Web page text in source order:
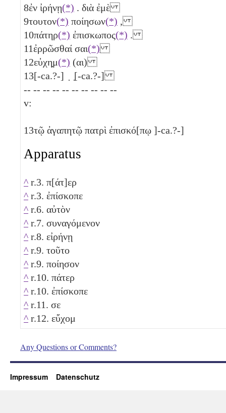
8ἐν ἰρήνῃ(*) . διὰ ἐμὲ
9τουτον(*) ποίησων(*) ,
10πάτηρ(*) ἐπισκωπος(*) .
11ἐρρῶσθαί σαι(*)
12εὐχη̣μ(*) (αι)
13[-ca.?-] ̣ ̣[-ca.?-]
-- -- -- -- -- -- -- -- -- --
v:
13τῷ ἀγαπητῷ πατρὶ ἐπισκό[πῳ ]-ca.?-]
Apparatus
^ r.3. π[άτ]ερ
^ r.3. ἐπίσκοπε
^ r.6. αὐτὸν
^ r.7. συναγόμενον
^ r.8. εἰρήνῃ
^ r.9. τοῦτο
^ r.9. ποίησον
^ r.10. πάτερ
^ r.10. ἐπίσκοπε
^ r.11. σε
^ r.12. εὔχομ
Any Questions or Comments?
Impressum Datenschutz